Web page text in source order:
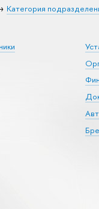
Категория